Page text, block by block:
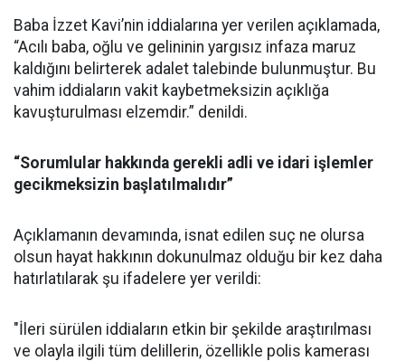
Baba İzzet Kavi’nin iddialarına yer verilen açıklamada,
“Acılı baba, oğlu ve gelininin yargısız infaza maruz
kaldığını belirterek adalet talebinde bulunmuştur. Bu
vahim iddiaların vakit kaybetmeksizin açıklığa
kavuşturulması elzemdir.” denildi.
“Sorumlular hakkında gerekli adli ve idari işlemler
gecikmeksizin başlatılmalıdır”
Açıklamanın devamında, isnat edilen suç ne olursa
olsun hayat hakkının dokunulmaz olduğu bir kez daha
hatırlatılarak şu ifadelere yer verildi:
"İleri sürülen iddiaların etkin bir şekilde araştırılması
ve olayla ilgili tüm delillerin, özellikle polis kamerası